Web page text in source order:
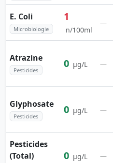
E. Coli
Microbiologie
1
n/100ml
—
Atrazine
Pesticides
0 µg/L —
Glyphosate
Pesticides
0 µg/L —
Pesticides
(Total)
0 µg/L —